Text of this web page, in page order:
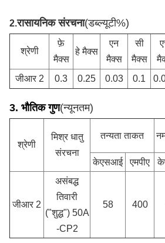
2.रासायनिक संरचना(डब्ल्यूटी%)
श्रेणी
फ़े
मैक्स
हे मैक्स
एन
मैक्स
सी
मैक्स
जीआर 2 0.3 0.25 0.03 0.1
3. भौतिक गुण(न्यूनतम)
श्रेणी
मिश्र धातु
संरचना
तन्यता ताकत
केएसआई
एमपीए
जीआर 2
असंबद्ध
तिवारी
("शुद्ध") 50A
-CP2
58 400